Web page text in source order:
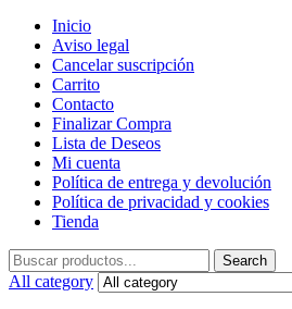
Inicio
Aviso legal
Cancelar suscripción
Carrito
Contacto
Finalizar Compra
Lista de Deseos
Mi cuenta
Política de entrega y devolución
Política de privacidad y cookies
Tienda
Search
for:
Search
All category